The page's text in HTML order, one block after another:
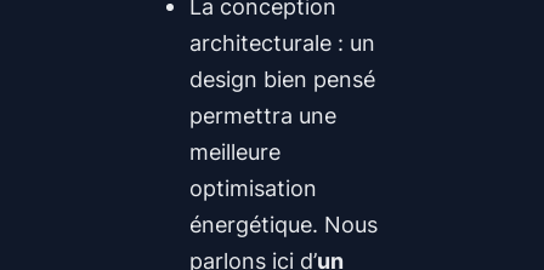
La conception
architecturale : un
design bien pensé
permettra une
meilleure
optimisation
énergétique. Nous
parlons ici d’un